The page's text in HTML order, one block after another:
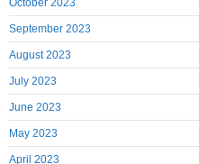
October 2023
September 2023
August 2023
July 2023
June 2023
May 2023
April 2023